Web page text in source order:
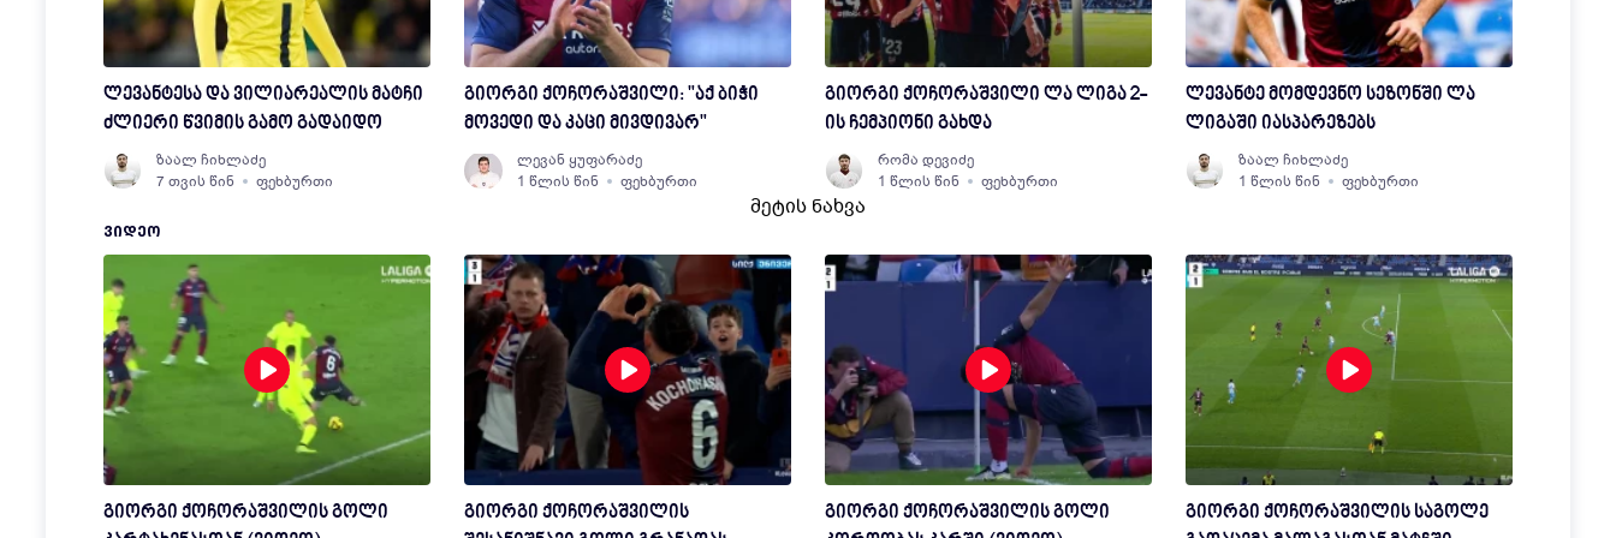
ლევანტესა და ვილიარეალის მატჩი
ძლიერი წვიმის გამო გადაიდო
ზაალ ჩიხლაძე
7 თვის წინ
ფეხბურთი
გიორგი ქოჩორაშვილი: "აქ ბიჭი
მოვედი და კაცი მივდივარ"
ლევან ყუფარაძე
1 წლის წინ
ფეხბურთი
გიორგი ქოჩორაშვილი ლა ლიგა 2-
ის ჩემპიონი გახდა
რომა დევიძე
1 წლის წინ
ფეხბურთი
ლევანტე მომდევნო სეზონში ლა
ლიგაში იასპარეზებს
ზაალ ჩიხლაძე
1 წლის წინ
ფეხბურთი
მეტის ნახვა
ᲕᲘᲓᲔᲝ
გიორგი ქოჩორაშვილის გოლი
გიორგი ქოჩორაშვილის
გიორგი ქოჩორაშვილის გოლი
გიორგი ქოჩორაშვილის საგოლე